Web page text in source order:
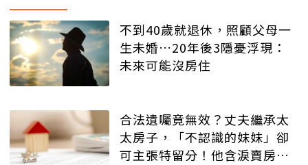
不到40歲就退休，照顧父母一
生未婚…20年後3隱憂浮現：
未來可能沒房住
合法遺囑竟無效？丈夫繼承太
太房子，「不認識的妹妹」卻
可主張特留分！他含淚賣房救